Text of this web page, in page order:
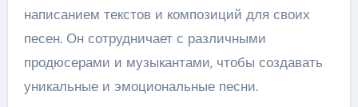
написанием текстов и композиций для своих
песен. Он сотрудничает с различными
продюсерами и музыкантами, чтобы создавать
уникальные и эмоциональные песни.